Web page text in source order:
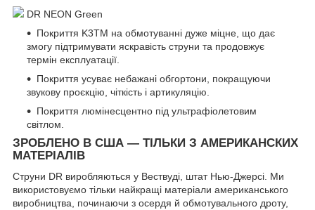
DR NEON Green
Покриття K3TM на обмотуванні дуже міцне, що дає
змогу підтримувати яскравість струни та продовжує
термін експлуатації.
Покриття усуває небажані обгортони, покращуючи
звукову проєкцію, чіткість і артикуляцію.
Покриття люмінесцентно під ультрафіолетовим
світлом.
ЗРОБЛЕНО В США — ТІЛЬКИ З АМЕРИКАНСКИХ
МАТЕРІАЛІВ
Струни DR виробляються у Вествуді, штат Нью-Джерсі. Ми
використовуємо тільки найкращі матеріали американського
виробництва, починаючи з осердя й обмотувального дроту,